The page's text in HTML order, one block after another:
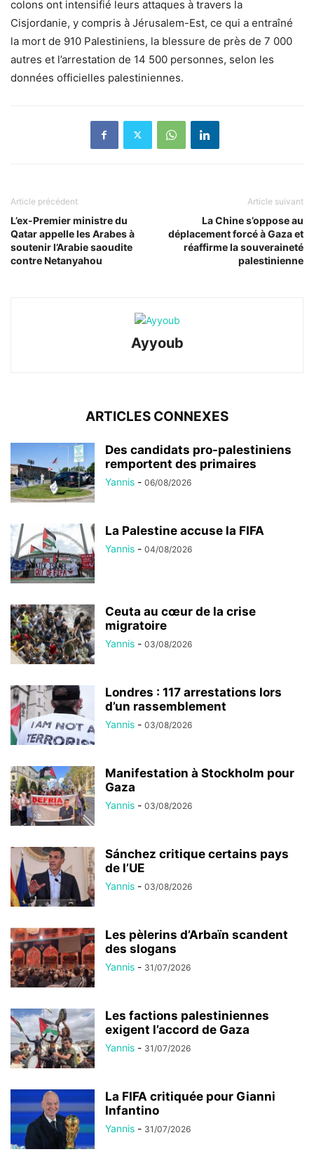
colons ont intensifié leurs attaques à travers la
Cisjordanie, y compris à Jérusalem-Est, ce qui a entraîné
la mort de 910 Palestiniens, la blessure de près de 7 000
autres et l’arrestation de 14 500 personnes, selon les
données officielles palestiniennes.
Article précédent
L’ex-Premier ministre du
Qatar appelle les Arabes à
soutenir l’Arabie saoudite
contre Netanyahou
Article suivant
La Chine s’oppose au
déplacement forcé à Gaza et
réaffirme la souveraineté
palestinienne
Ayyoub
ARTICLES CONNEXES
Des candidats pro-palestiniens
remportent des primaires
Yannis - 06/08/2026
La Palestine accuse la FIFA
Yannis - 04/08/2026
Ceuta au cœur de la crise
migratoire
Yannis - 03/08/2026
Londres : 117 arrestations lors
d’un rassemblement
Yannis - 03/08/2026
Manifestation à Stockholm pour
Gaza
Yannis - 03/08/2026
Sánchez critique certains pays
de l’UE
Yannis - 03/08/2026
Les pèlerins d’Arbaïn scandent
des slogans
Yannis - 31/07/2026
Les factions palestiniennes
exigent l’accord de Gaza
Yannis - 31/07/2026
La FIFA critiquée pour Gianni
Infantino
Yannis - 31/07/2026